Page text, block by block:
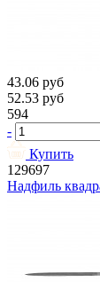
43.06 руб
52.53 руб
594
-
Купить
129697
Надфиль